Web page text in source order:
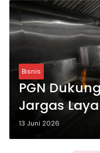
Bisnis
PGN
Jargas
Pesantren
13 Juni 2026